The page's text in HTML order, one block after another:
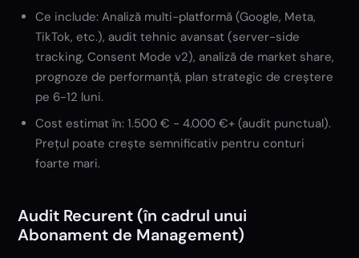
Ce include: Analiză multi-platformă (Google, Meta,
TikTok, etc.), audit tehnic avansat (server-side
tracking, Consent Mode v2), analiză de market share,
prognoze de performanță, plan strategic de creștere
pe 6-12 luni.
Cost estimat în: 1.500 € - 4.000 €+ (audit punctual).
Prețul poate crește semnificativ pentru conturi
foarte mari.
Audit Recurent (în cadrul unui
Abonament de Management)